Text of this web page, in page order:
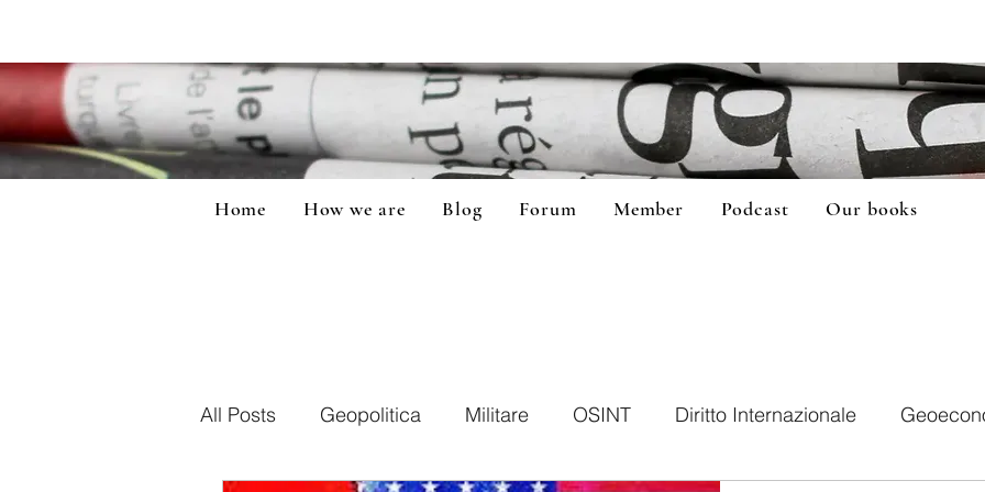
Home How we are Blog Forum Member Podcast Our books
All Posts Geopolitica Militare OSINT Diritto Internazionale